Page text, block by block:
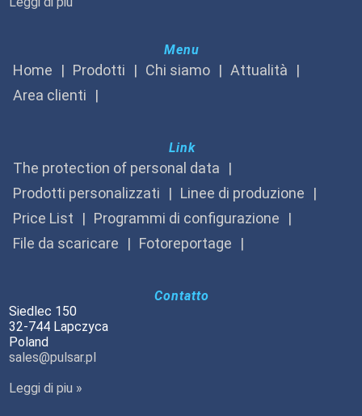
Menu
Home Prodotti Chi siamo
Attualità
Area clienti
Link
The protection of personal data
Prodotti personalizzati
Linee di produzione
Price List
Programmi di configurazione
File da scaricare
Fotoreportage
Contatto
Siedlec 150
32-744 Lapczyca
Poland
sales@pulsar.pl
Leggi di piu »